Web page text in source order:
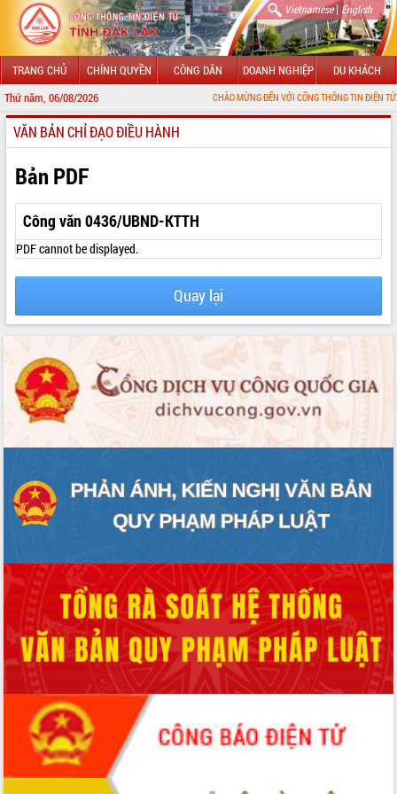
Vietnamese| English
TRANG CHỦ CHÍNH QUYỀN CÔNG DÂN DOANH NGHIỆP DU KHÁCH
Thứ năm, 06/08/2026 CHÀO MỪNG ĐẾN VỚI CỔNG THÔNG TIN ĐIỆN TỬ TỈNH
GIỚI THIỆU
LÃNH ĐẠO UBND TỈNH
TIN TỨC SỰ KIỆN
SỞ, BAN, NGÀNH
UBND CÁC XÃ, PHƯỜNG
THÔNG TIN CHỈ ĐẠO ĐIỀU HÀNH
VĂN BẢN HĐND TỈNH
ĐIỂM TIN VĂN BẢN
VĂN BẢN CHỈ ĐẠO ĐIỀU HÀNH
Bản PDF
Công văn 0436/UBND-KTTH
PDF cannot be displayed.
Quay lại